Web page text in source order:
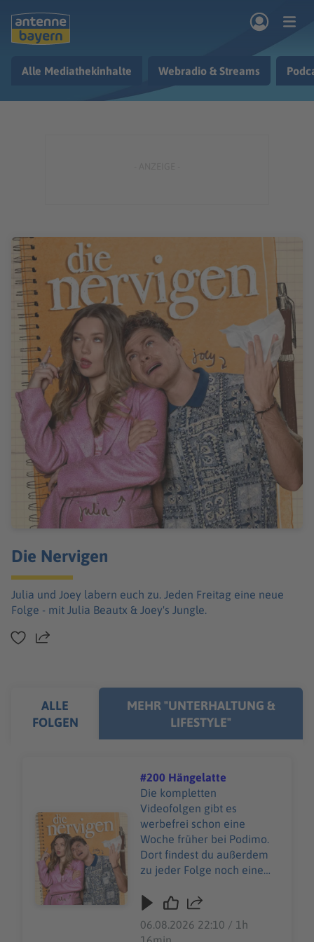
Kontakt
Alle Mediathekinhalte Webradio & Streams
Die Nervigen
Julia und Joey labern euch zu. Jeden Freitag eine neue
Folge - mit Julia Beautx & Joey's Jungle.
Teilen
ALLE
FOLGEN
MEHR "UNTERHALTUNG &
LIFESTYLE"
Audiotitel - #200 Hängelatte
#200 Hängelatte
Die kompletten
Videofolgen gibt es
werbefrei schon eine
Woche früher bei Podimo.
Dort findest du außerdem
zu jeder Folge noch eine
sich die Gäste Sebastians
https://podimo.de/tiggestrif
06.08.2026 22:10 / 1h